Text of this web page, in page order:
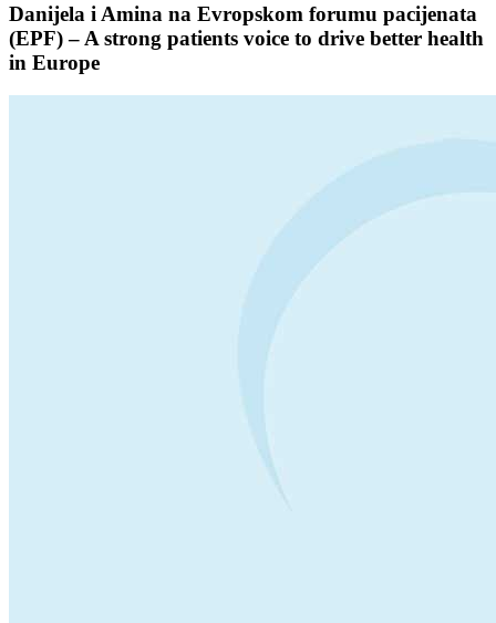
Danijela i Amina na Evropskom forumu pacijenata
(EPF) – A strong patients voice to drive better health
in Europe